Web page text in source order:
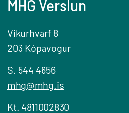
MHG Verslun
Vikurhvarf 8
203 Kópavogur
S. 544 4656
mhg@mhg.is
Kt. 4811002830